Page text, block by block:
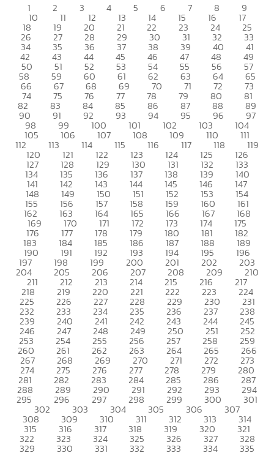
1 2 3 4 5 6 7 8 9
10 11 12 13 14 15 16 17
18 19 20 21 22 23 24 25
26 27 28 29 30 31 32 33
34 35 36 37 38 39 40 41
42 43 44 45 46 47 48 49
50 51 52 53 54 55 56 57
58 59 60 61 62 63 64 65
66 67 68 69 70 71 72 73
74 75 76 77 78 79 80 81
82 83 84 85 86 87 88 89
90 91 92 93 94 95 96 97
98 99 100 101 102 103 104
105 106 107 108 109 110 111
112 113 114 115 116 117 118 119
120 121 122 123 124 125 126
127 128 129 130 131 132 133
134 135 136 137 138 139 140
141 142 143 144 145 146 147
148 149 150 151 152 153 154
155 156 157 158 159 160 161
162 163 164 165 166 167 168
169 170 171 172 173 174 175
176 177 178 179 180 181 182
183 184 185 186 187 188 189
190 191 192 193 194 195 196
197 198 199 200 201 202 203
204 205 206 207 208 209 210
211 212 213 214 215 216 217
218 219 220 221 222 223 224
225 226 227 228 229 230 231
232 233 234 235 236 237 238
239 240 241 242 243 244 245
246 247 248 249 250 251 252
253 254 255 256 257 258 259
260 261 262 263 264 265 266
267 268 269 270 271 272 273
274 275 276 277 278 279 280
281 282 283 284 285 286 287
288 289 290 291 292 293 294
295 296 297 298 299 300 301
302 303 304 305 306 307
308 309 310 311 312 313 314
315 316 317 318 319 320 321
322 323 324 325 326 327 328
329 330 331 332 333 334 335